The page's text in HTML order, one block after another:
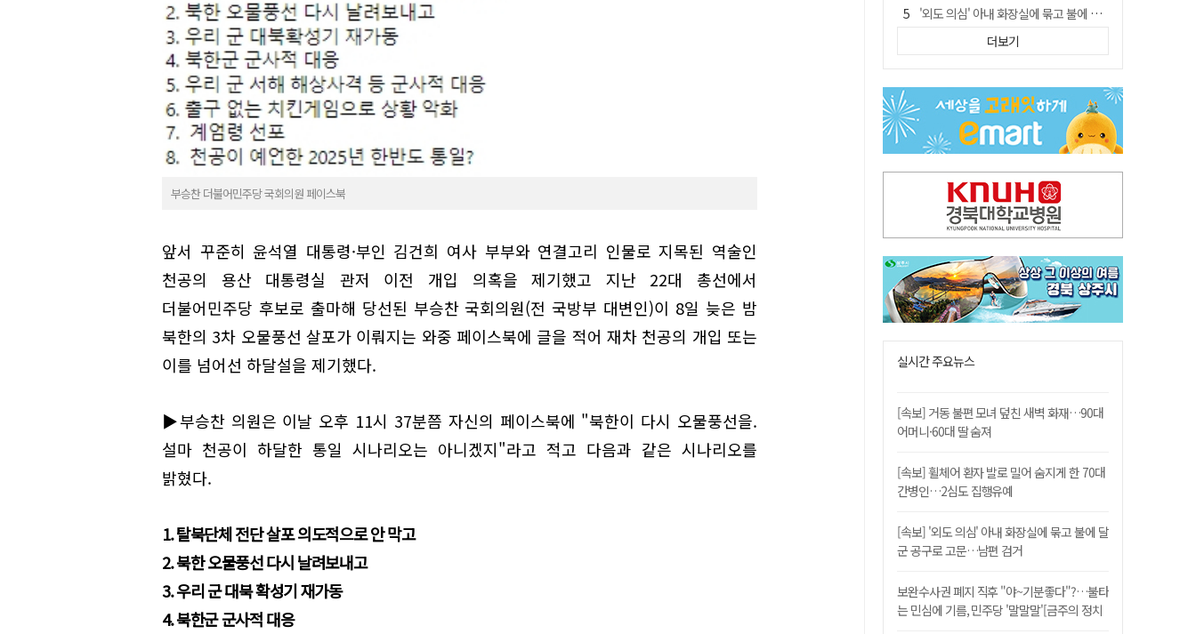
부승찬 더불어민주당 국회의원 페이스북
앞서 꾸준히 윤석열 대통령·부인 김건희 여사 부부와 연결고리 인물로 지목된 역술인
천공의 용산 대통령실 관저 이전 개입 의혹을 제기했고 지난 22대 총선에서
더불어민주당 후보로 출마해 당선된 부승찬 국회의원(전 국방부 대변인)이 8일 늦은 밤
북한의 3차 오물풍선 살포가 이뤄지는 와중 페이스북에 글을 적어 재차 천공의 개입 또는
이를 넘어선 하달설을 제기했다.
▶부승찬 의원은 이날 오후 11시 37분쯤 자신의 페이스북에 "북한이 다시 오물풍선을.
설마 천공이 하달한 통일 시나리오는 아니겠지"라고 적고 다음과 같은 시나리오를
밝혔다.
1. 탈북단체 전단 살포 의도적으로 안 막고
2. 북한 오물풍선 다시 날려보내고
3. 우리 군 대북 확성기 재가동
4. 북한군 군사적 대응
'외도 의심' 아내 화장실에 묶고 불에 달군 공구로 고문…남편 검거
박권현 청도군수, '햇빛 연금 사업' 공약 시동걸어
경찰, 9월 초부터 상피제 전격 실시…가족 사건 수사 못해
"3세 아동 학대"…대구 북구 국공립어린이집 교사 2명 검찰 송치
봉화서 주택 에어컨 실외기에서 시작된 불… 주택 화재로 번져
더보기
실시간 주요뉴스
[속보] 거동 불편 모녀 덮친 새벽 화재…90대
어머니·60대 딸 숨져
[속보] 휠체어 환자 발로 밀어 숨지게 한 70대
간병인…2심도 집행유예
[속보] '외도 의심' 아내 화장실에 묶고 불에 달
군 공구로 고문…남편 검거
보완수사권 폐지 직후 "야~기분좋다"?…불타
는 민심에 기름, 민주당 '말말말'[금주의 정치